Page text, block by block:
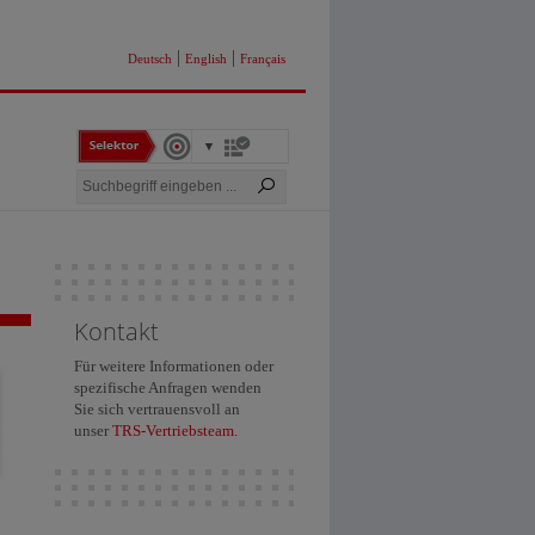
Deutsch | English | Français
Kontakt
Für weitere Informationen oder
spezifische Anfragen wenden
Sie sich vertrauensvoll an
unser TRS-Vertriebsteam.